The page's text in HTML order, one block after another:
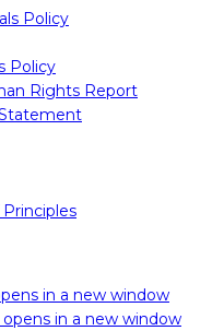
Policy
Policy
Rights Report
in a new window
opens in a new window